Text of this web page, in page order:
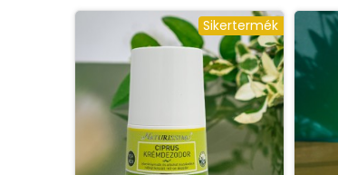
Sikertermék